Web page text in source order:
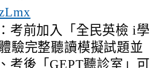
考前加入「全民英檢 i學
驗完整聽讀模擬試題並
考後「GEPT聽診室」可